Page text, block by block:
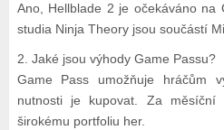
Ano, Hellblade 2 je očekáváno na
studia Ninja Theory jsou součástí
2. Jaké jsou výhody Game Passu?
Game Pass umožňuje hráčům
nutnosti je kupovat. Za měsíční
širokému portfoliu her.